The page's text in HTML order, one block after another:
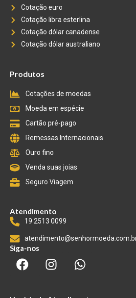
Cotação euro
Cotação libra esterlina
Cotação dólar canadense
Cotação dólar australiano
Produtos
Cotações de moedas
Moeda em espécie
Cartão pré-pago
Remessas Internacionais
Ouro fino
Venda suas joias
Seguro Viagem
Atendimento
19 2513 0099
Siga-nos